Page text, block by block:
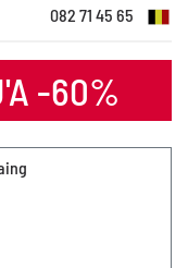
082 71 45 65
-60%